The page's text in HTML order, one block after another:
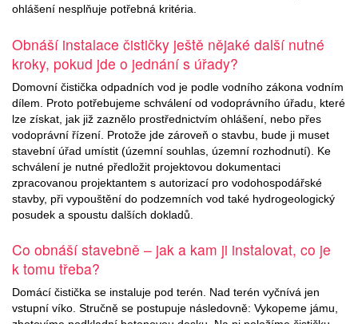
ohlášení nesplňuje potřebná kritéria.
Obnáší instalace čističky ještě nějaké další nutné
kroky, pokud jde o jednání s úřady?
Domovní čistička odpadních vod je podle vodního zákona vodním
dílem. Proto potřebujeme schválení od vodoprávního úřadu, které
lze získat, jak již zaznělo prostřednictvím ohlášení, nebo přes
vodoprávní řízení. Protože jde zároveň o stavbu, bude ji muset
stavební úřad umístit (územní souhlas, územní rozhodnutí). Ke
schválení je nutné předložit projektovou dokumentaci
zpracovanou projektantem s autorizací pro vodohospodářské
stavby, při vypouštění do podzemních vod také hydrogeologický
posudek a spoustu dalších dokladů.
Co obnáší stavebně – jak a kam ji instalovat, co je
k tomu třeba?
Domácí čistička se instaluje pod terén. Nad terén vyčnívá jen
vstupní víko. Stručně se postupuje následovně: Vykopeme jámu,